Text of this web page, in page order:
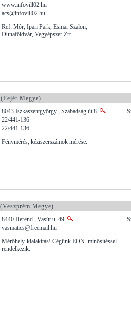
www.infovill02.hu
acs@infovill02.hu
Ref: Mór, Ipari Park, Esmar Szalon;
Dunaföldvár, Vegyépszer Zrt.
(Fejér Megye)
8043 Iszkaszentgyörgy , Szabadság út 8.
22/441-136
22/441-136
Fénymérés, kéziszerszámok mérése.
(Veszprém Megye)
8440 Herend , Vasút u. 49.
vasmatics@freemail.hu
Mérőhely-kialakítás! Cégünk EON. minősítéssel
rendelkezik.